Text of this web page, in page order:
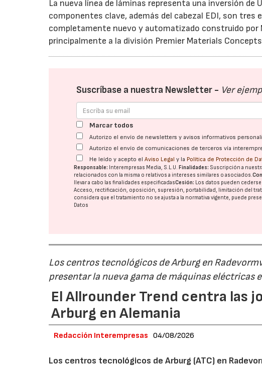
La nueva línea de láminas representa una inversión de
componentes clave, además del cabezal EDI, son
completamente nuevo y automatizado construido por
principalmente a la división Premier Materials Concepts
Suscríbase a nuestra Newsletter - Ver
Marcar todos
Autorizo el envío de newsletters y avisos informativos
Autorizo el envío de comunicaciones de terceros vía
He leído y acepto elAviso Legal y la Política de Protección de
Responsable: Interempresas Media, S.L.U. Finalidades: Suscripción a
relacionados con la misma o relativos a intereses similares o asociados.
llevar a cabo las finalidades especificadasCesión: Los datos pueden cederse
Acceso, rectificación, oposición, supresión, portabilidad, limitación del
considera que el tratamiento no se ajusta a la normativa vigente, puede
Datos
Los centros tecnológicos de Arburg en
presentar la nueva gama de máquinas eléctricas
El Allrounder Trend centra las
Arburg en Alemania
Redacción Interempresas 04/08/2026
Los centros tecnológicos de Arburg (ATC) en